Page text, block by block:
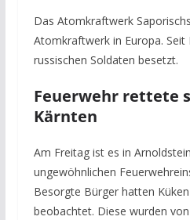
Das Atomkraftwerk
Atomkraftwerk in Europa. Seit
russischen Soldaten besetzt.
Feuerwehr rettete
Kärnten
Am Freitag ist es in
ungewöhnlichen
Besorgte Bürger hatten
beobachtet. Diese wurden